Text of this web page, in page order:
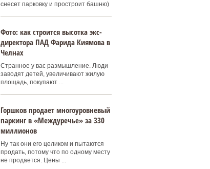
снесет парковку и простроит башню)
Фото: как строится высотка экс-
директора ПАД Фарида Киямова в
Челнах
Странное у вас размышление. Люди
заводят детей, увеличивают жилую
площадь, покупают ...
Горшков продает многоуровневый
паркинг в «Междуречье» за 330
миллионов
Ну так они его целиком и пытаются
продать, потому что по одному месту
не продается. Цены ...